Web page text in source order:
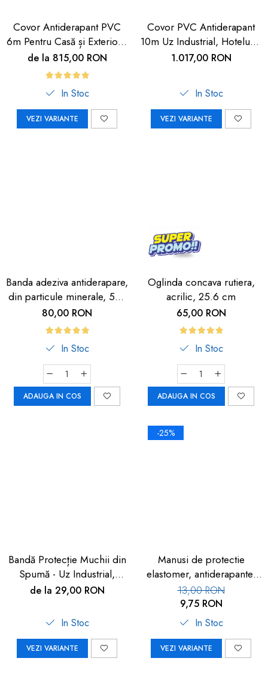
Covor Antiderapant PVC
6m Pentru Casă și Exterior |
Carboysafety
de la 815,00 RON
In Stoc
VEZI VARIANTE
Covor PVC Antiderapant
10m Uz Industrial, Hoteluri |
Carboysafety
1.017,00 RON
In Stoc
VEZI VARIANTE
Banda adeziva antiderapare,
din particule minerale, 5m,
neagra cu dunga
fosforescenta
80,00 RON
In Stoc
ADAUGA IN COS
Oglinda concava rutiera,
acrilic, 25.6 cm
65,00 RON
In Stoc
ADAUGA IN COS
Bandă Protecție Muchii din
Spumă - Uz Industrial,
Crem, 90cm | Car Boy
de la 29,00 RON
In Stoc
VEZI VARIANTE
-25%
Manusi de protectie
elastomer, antiderapante,
set 100 buc
13,00 RON
9,75 RON
In Stoc
VEZI VARIANTE